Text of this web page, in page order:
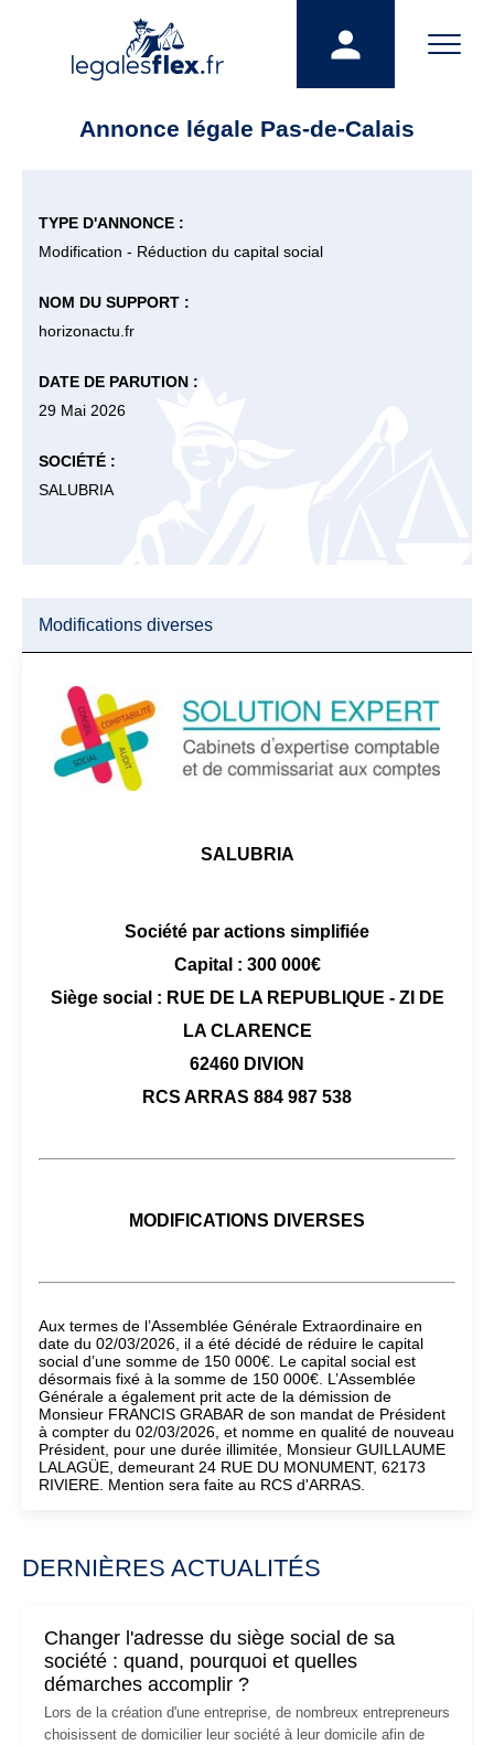
Annonce légale Pas-de-Calais
TYPE D'ANNONCE :
Modification - Réduction du capital social
NOM DU SUPPORT :
horizonactu.fr
DATE DE PARUTION :
29 Mai 2026
SOCIÉTÉ :
SALUBRIA
Modifications diverses
SALUBRIA
Société par actions simplifiée
Capital : 300 000€
Siège social : RUE DE LA REPUBLIQUE - ZI DE
LA CLARENCE
62460 DIVION
RCS ARRAS 884 987 538
MODIFICATIONS DIVERSES
Aux termes de l’Assemblée Générale Extraordinaire en
date du 02/03/2026, il a été décidé de réduire le capital
social d’une somme de 150 000€. Le capital social est
désormais fixé à la somme de 150 000€. L’Assemblée
Générale a également prit acte de la démission de
Monsieur FRANCIS GRABAR de son mandat de Président
à compter du 02/03/2026, et nomme en qualité de nouveau
Président, pour une durée illimitée, Monsieur GUILLAUME
LALAGÜE, demeurant 24 RUE DU MONUMENT, 62173
RIVIERE. Mention sera faite au RCS d'ARRAS.
DERNIÈRES ACTUALITÉS
Changer l'adresse du siège social de sa
société : quand, pourquoi et quelles
démarches accomplir ?
Lors de la création d'une entreprise, de nombreux entrepreneurs
choisissent de domicilier leur société à leur domicile afin de